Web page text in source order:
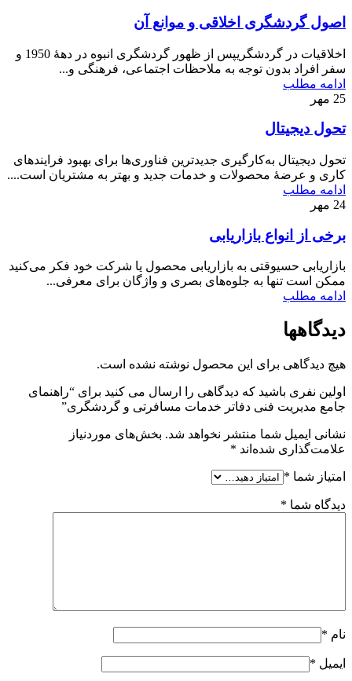
اصول گردشگری اخلاقی و موانع آن
اخلاقیات در گردشگریپس از ظهور گردشگری انبوه در دهۀ 1950 و
سفر افراد بدون توجه به ملاحظات اجتماعی، فرهنگی و...
ادامه مطلب
25 مهر
تحول دیجیتال
تحول ديجيتال به‌كارگيری جديدترين فناوری‌ها برای بهبود فرايندهای
كاری و عرضۀ محصولات و خدمات جديد و بهتر به مشتريان است....
ادامه مطلب
24 مهر
برخی از انواع بازاریابی
بازاريابی حسیوقتی به بازاريابی محصول يا شركت خود فكر می‌كنيد
ممكن است تنها به جلوه‌های بصری و واژگان برای معرفی...
ادامه مطلب
دیدگاهها
هیچ دیدگاهی برای این محصول نوشته نشده است.
اولین نفری باشید که دیدگاهی را ارسال می کنید برای “راهنمای
جامع مدیریت فنی دفاتر خدمات مسافرتی و گردشگری”
نشانی ایمیل شما منتشر نخواهد شد. بخش‌های موردنیاز
علامت‌گذاری شده‌اند *
امتیاز شما *
دیدگاه شما *
نام *
ایمیل *